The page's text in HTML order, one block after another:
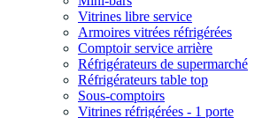
Vitrines libre service
Armoires vitrées réfrigérées
Comptoir service arrière
Réfrigérateurs de supermarché
Réfrigérateurs table top
Sous-comptoirs
Vitrines réfrigérées - 1 porte